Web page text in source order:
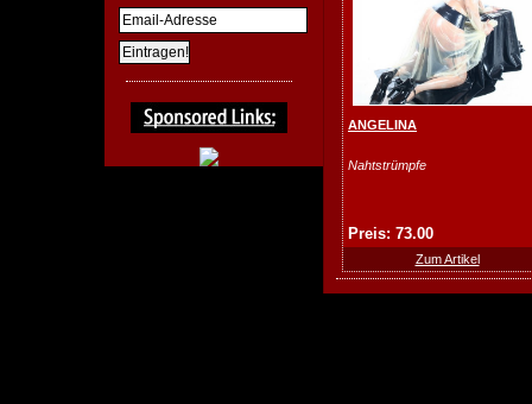
ANGELINA
Nahtstrümpfe
Preis: 73.00
Zum Artikel